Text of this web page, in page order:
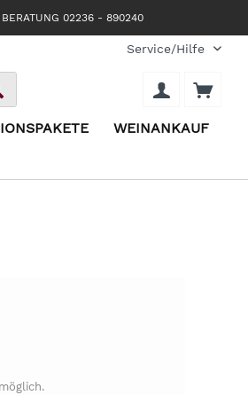
02236 - 890240
Service/Hilfe
WEINANKAUF